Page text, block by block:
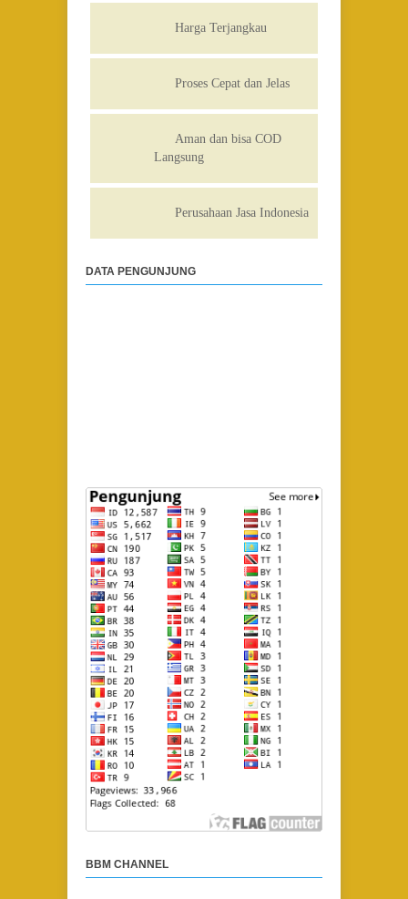
Harga Terjangkau
Proses Cepat dan Jelas
Aman dan bisa COD
Langsung
Perusahaan Jasa Indonesia
DATA PENGUNJUNG
BBM CHANNEL